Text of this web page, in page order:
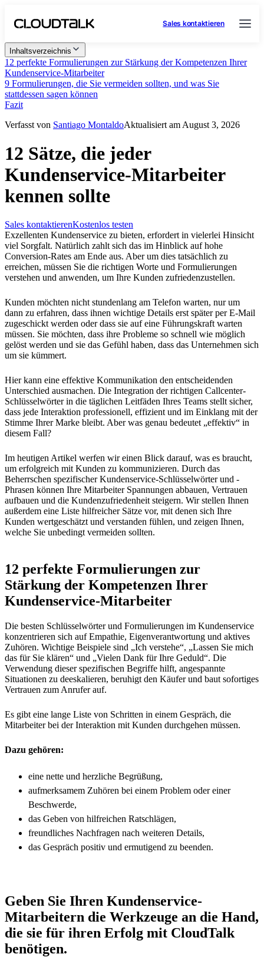
Sales kontaktieren
Inhaltsverzeichnis
12 perfekte Formulierungen zur Stärkung der Kompetenzen Ihrer
Kundenservice-Mitarbeiter
9 Formulierungen, die Sie vermeiden sollten, und was Sie
stattdessen sagen können
Fazit
Verfasst von Santiago MontaldoAktualisiert am August 3, 2026
12 Sätze, die jeder
Kundenservice-Mitarbeiter
kennen sollte
Sales kontaktierenKostenlos testen
Exzellenten Kundenservice zu bieten, erfordert in vielerlei Hinsicht
viel Sorgfalt. Natürlich zahlt sich das im Hinblick auf hohe
Conversion-Rates am Ende aus. Aber um dies tatsächlich zu
erreichen, müssen Sie die richtigen Worte und Formulierungen
verstehen und anwenden, um Ihre Kunden zufriedenzustellen.
Kunden möchten nicht stundenlang am Telefon warten, nur um
dann zu erfahren, dass ihnen wichtige Details erst später per E-Mail
zugeschickt werden oder dass sie auf eine Führungskraft warten
müssen. Sie möchten, dass ihre Probleme so schnell wie möglich
gelöst werden und sie das Gefühl haben, dass das Unternehmen sich
um sie kümmert.
Hier kann eine effektive Kommunikation den entscheidenden
Unterschied ausmachen. Die Integration der richtigen Callcenter-
Schlüsselwörter in die täglichen Leitfäden Ihres Teams stellt sicher,
dass jede Interaktion professionell, effizient und im Einklang mit der
Stimme Ihrer Marke bleibt. Aber was genau bedeutet „effektiv“ in
diesem Fall?
Im heutigen Artikel werfen wir einen Blick darauf, was es braucht,
um erfolgreich mit Kunden zu kommunizieren. Durch das
Beherrschen spezifischer Kundenservice-Schlüsselwörter und -
Phrasen können Ihre Mitarbeiter Spannungen abbauen, Vertrauen
aufbauen und die Kundenzufriedenheit steigern. Wir stellen Ihnen
außerdem eine Liste hilfreicher Sätze vor, mit denen sich Ihre
Kunden wertgeschätzt und verstanden fühlen, und zeigen Ihnen,
welche Sie unbedingt vermeiden sollten.
12 perfekte Formulierungen zur
Stärkung der Kompetenzen Ihrer
Kundenservice-Mitarbeiter
Die besten Schlüsselwörter und Formulierungen im Kundenservice
konzentrieren sich auf Empathie, Eigenverantwortung und aktives
Zuhören. Wichtige Beispiele sind „Ich verstehe“, „Lassen Sie mich
das für Sie klären“ und „Vielen Dank für Ihre Geduld“. Die
Verwendung dieser spezifischen Begriffe hilft, angespannte
Situationen zu deeskalieren, beruhigt den Käufer und baut sofortiges
Vertrauen zum Anrufer auf.
Es gibt eine lange Liste von Schritten in einem Gespräch, die
Mitarbeiter bei der Interaktion mit Kunden durchgehen müssen.
Dazu gehören:
eine nette und herzliche Begrüßung,
aufmerksamem Zuhören bei einem Problem oder einer
Beschwerde,
das Geben von hilfreichen Ratschlägen,
freundliches Nachfragen nach weiteren Details,
das Gespräch positiv und ermutigend zu beenden.
Geben Sie Ihren Kundenservice-
Mitarbeitern die Werkzeuge an die Hand,
die sie für ihren Erfolg mit CloudTalk
benötigen.